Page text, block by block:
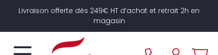
Livraison offerte dès 249€ HT d’achat et retrait 2h en
magasin
Panneau de gestion des cookies